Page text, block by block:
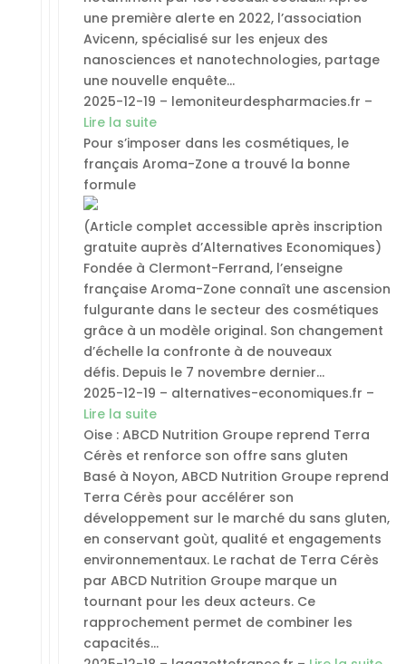
une première alerte en 2022, l’association
Avicenn, spécialisé sur les enjeux des
nanosciences et nanotechnologies, partage
une nouvelle enquête…
2025-12-19 – lemoniteurdespharmacies.fr –
Lire la suite
Pour s’imposer dans les cosmétiques, le
français Aroma-Zone a trouvé la bonne
formule
(Article complet accessible après inscription
gratuite auprès d’Alternatives Economiques)
Fondée à Clermont-Ferrand, l’enseigne
française Aroma-Zone connaît une ascension
fulgurante dans le secteur des cosmétiques
grâce à un modèle original. Son changement
d’échelle la confronte à de nouveaux
défis. Depuis le 7 novembre dernier…
2025-12-19 – alternatives-economiques.fr –
Lire la suite
Oise : ABCD Nutrition Groupe reprend Terra
Cérès et renforce son offre sans gluten
Basé à Noyon, ABCD Nutrition Groupe reprend
Terra Cérès pour accélérer son
développement sur le marché du sans gluten,
en conservant goùt, qualité et engagements
environnementaux. Le rachat de Terra Cérès
par ABCD Nutrition Groupe marque un
tournant pour les deux acteurs. Ce
rapprochement permet de combiner les
capacités…